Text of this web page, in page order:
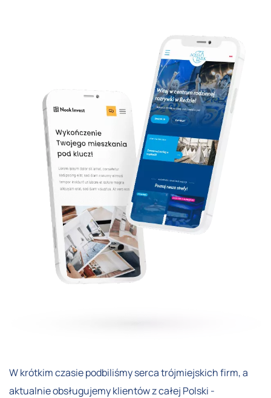
W krótkim czasie podbiliśmy serca trójmiejskich firm, a
aktualnie obsługujemy klientów z całej Polski -